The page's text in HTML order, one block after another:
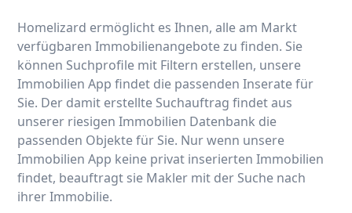
Homelizard ermöglicht es Ihnen, alle am Markt
verfügbaren Immobilienangebote zu finden. Sie
können Suchprofile mit Filtern erstellen, unsere
Immobilien App findet die passenden Inserate für
Sie. Der damit erstellte Suchauftrag findet aus
unserer riesigen Immobilien Datenbank die
passenden Objekte für Sie. Nur wenn unsere
Immobilien App keine privat inserierten Immobilien
findet, beauftragt sie Makler mit der Suche nach
ihrer Immobilie.